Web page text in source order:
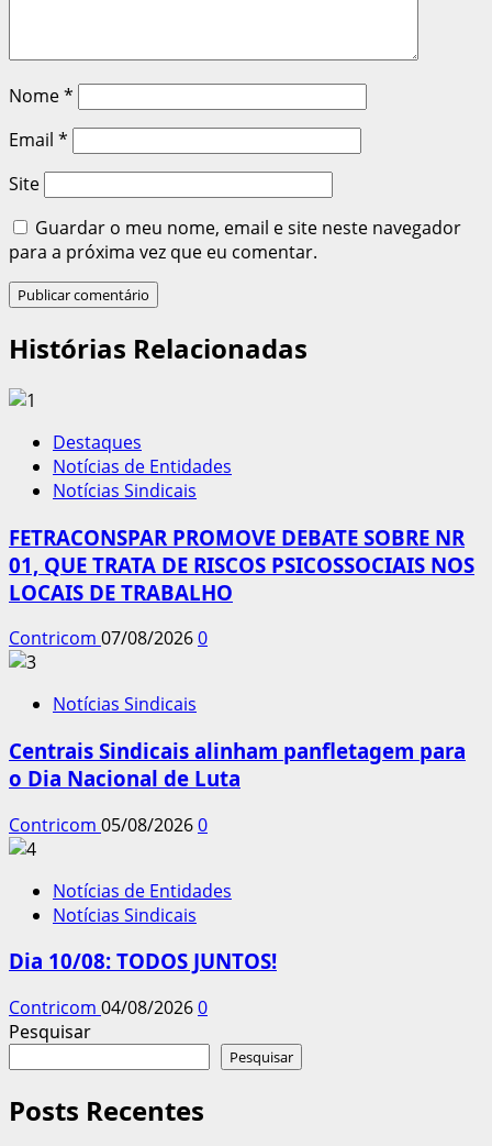
Nome*
Email *
Site
Guardar o meu nome, email e site neste navegador
para a próxima vez que eu comentar.
Histórias Relacionadas
Destaques
Notícias de Entidades
Notícias Sindicais
FETRACONSPAR PROMOVE DEBATE SOBRE NR
01, QUE TRATA DE RISCOS PSICOSSOCIAIS NOS
LOCAIS DE TRABALHO
Contricom 07/08/20260
Notícias Sindicais
Centrais Sindicais alinham panfletagem para
o Dia Nacional de Luta
Contricom 05/08/20260
Notícias de Entidades
Notícias Sindicais
Dia 10/08: TODOS JUNTOS!
Contricom 04/08/20260
Pesquisar
Pesquisar
Posts Recentes